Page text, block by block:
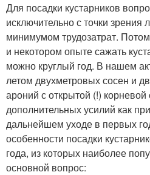
Для посадки кустарников
исключительно с точки
минимумом трудозатрат.
и некотором опыте сажать
можно круглый год. В нашем
летом двухметровых сосен и
ароний с открытой (!)
дополнительных усилий как
дальнейшем уходе в первых
особенности посадки
года, из которых наиболее
основной вопрос: